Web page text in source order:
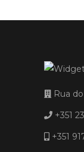
Rua
+351
+351